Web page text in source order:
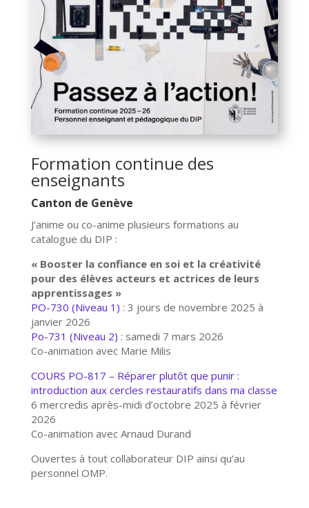
Formation continue des
enseignants
Canton de Genève
J’anime ou co-anime plusieurs formations au
catalogue du DIP :
« Booster la confiance en soi et la créativité
pour des élèves acteurs et actrices de leurs
apprentissages »
PO-730 (Niveau 1) : 3 jours de novembre 2025 à
janvier 2026
Po-731 (Niveau 2) : samedi 7 mars 2026
Co-animation avec Marie Milis
COURS PO-817 – Réparer plutôt que punir :
introduction aux cercles restauratifs dans ma classe
6 mercredis après-midi d’octobre 2025 à février
2026
Co-animation avec Arnaud Durand
Ouvertes à tout collaborateur DIP ainsi qu’au
personnel OMP.